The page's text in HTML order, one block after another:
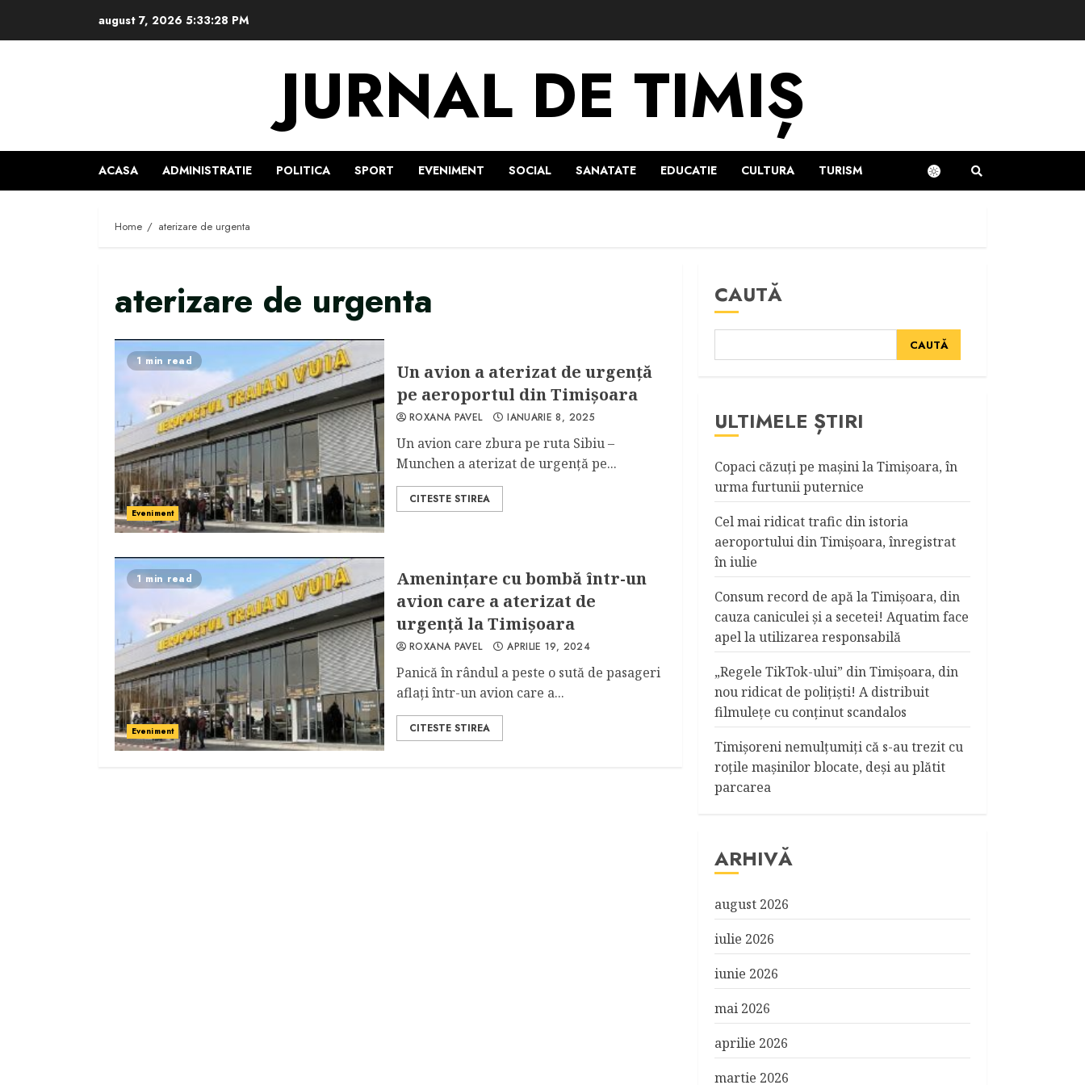
august 7, 2026 5:33:29 PM
JURNAL DE TIMIȘ
ACASA ADMINISTRATIE POLITICA SPORT EVENIMENT SOCIAL SANATATE EDUCATIE CULTURA TURISM
Home aterizare de urgenta
aterizare de urgenta
1 min read
Eveniment
Un avion a aterizat de urgență
pe aeroportul din Timișoara
ROXANA PAVEL IANUARIE 8, 2025
Un avion care zbura pe ruta Sibiu –
Munchen a aterizat de urgență pe...
CITESTE STIREA
1 min read
Eveniment
Amenințare cu bombă într-un
avion care a aterizat de
urgență la Timișoara
ROXANA PAVEL APRILIE 19, 2024
Panică în rândul a peste o sută de pasageri
aflați într-un avion care a...
CITESTE STIREA
CAUTĂ
CAUTĂ
ULTIMELE ȘTIRI
Copaci căzuţi pe maşini la Timişoara, în
urma furtunii puternice
Cel mai ridicat trafic din istoria
aeroportului din Timişoara, înregistrat
în iulie
Consum record de apă la Timişoara, din
cauza caniculei şi a secetei! Aquatim face
apel la utilizarea responsabilă
„Regele TikTok-ului” din Timişoara, din
nou ridicat de poliţişti! A distribuit
filmuleţe cu conţinut scandalos
Timişoreni nemulţumiţi că s-au trezit cu
roţile maşinilor blocate, deşi au plătit
parcarea
ARHIVĂ
august 2026
iulie 2026
iunie 2026
mai 2026
aprilie 2026
martie 2026